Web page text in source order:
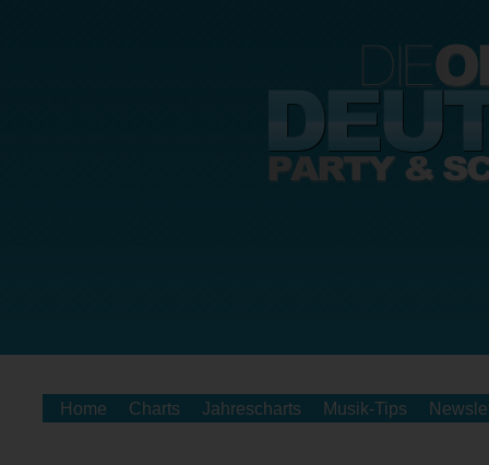
Home Charts Jahrescharts Musik-Tips